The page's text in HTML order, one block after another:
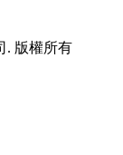
. 版權所有